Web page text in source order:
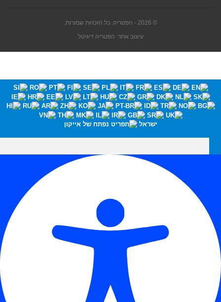
© 2026 - הפטריה. כל הזכויות שמורות.
עיצוב אתר: הפטריה דיגיטל
ישראל